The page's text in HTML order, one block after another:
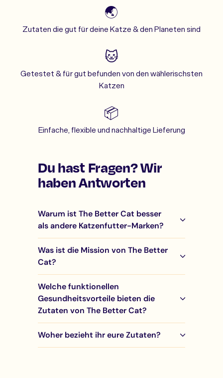
🌏
Zutaten die gut für deine Katze & den Planeten sind
🐱
Getestet & für gut befunden von den wählerischsten
Katzen
📦
Einfache, flexible und nachhaltige Lieferung
Du hast Fragen? Wir
haben Antworten
Warum ist The Better Cat besser
als andere Katzenfutter-Marken?
Was ist die Mission von The Better
Cat?
Welche funktionellen
Gesundheitsvorteile bieten die
Zutaten von The Better Cat?
Woher bezieht ihr eure Zutaten?